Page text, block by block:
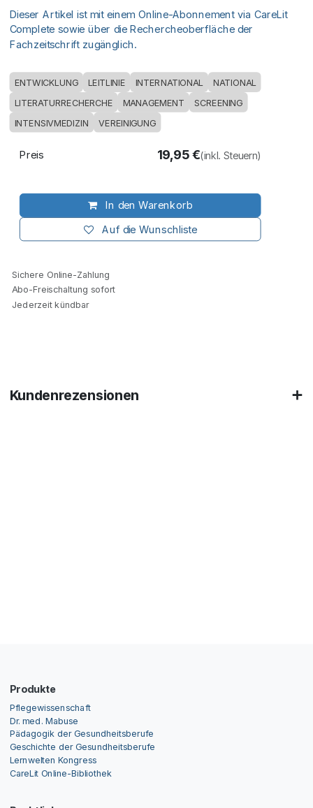
Dieser Artikel ist mit einem Online-Abonnement via CareLit
Complete sowie über die Rechercheoberfläche der
Fachzeitschrift zugänglich.
ENTWICKLUNG LEITLINIE INTERNATIONAL NATIONAL
LITERATURRECHERCHE MANAGEMENT SCREENING
INTENSIVMEDIZIN VEREINIGUNG
In den Warenkorb
Auf die Wunschliste
Preis 19,95€(inkl. Steuern)
Sichere Online-Zahlung
Abo-Freischaltung sofort
Jederzeit kündbar
Kundenrezensionen
Produkte
Pflegewissenschaft
Dr. med. Mabuse
Pädagogik der Gesundheitsberufe
Geschichte der Gesundheitsberufe
Lernwelten Kongress
CareLit Online-Bibliothek